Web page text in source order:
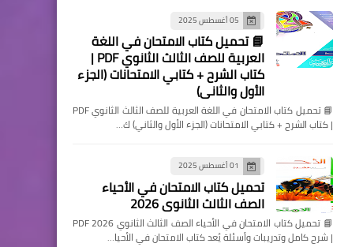
05 أغسطس 2025
📘 تحميل كتاب الامتحان في اللغة
العربية للصف الثالث الثانوي PDF |
كتاب الشرح + كتابي الامتحانات (الجزء
الأول والثاني)
📘 تحميل كتاب الامتحان في اللغة العربية للصف الثالث الثانوي PDF
| كتاب الشرح + كتابي الامتحانات (الجزء الأول والثاني) ك…
01 أغسطس 2025
تحميل كتاب الامتحان في الأحياء
الصف الثالث الثانوي 2026
📘 تحميل كتاب الامتحان في الأحياء الصف الثالث الثانوي 2026 PDF
| شرح كامل وتدريبات وأسئلة يُعد كتاب الامتحان في الأحيا…